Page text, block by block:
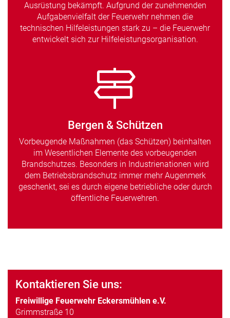
Ausrüstung bekämpft. Aufgrund der zunehmenden
Aufgabenvielfalt der Feuerwehr nehmen die
technischen Hilfeleistungen stark zu – die Feuerwehr
entwickelt sich zur Hilfeleistungsorganisation.
Bergen & Schützen
Vorbeugende Maßnahmen (das Schützen) beinhalten
im Wesentlichen Elemente des vorbeugenden
Brandschutzes. Besonders in Industrienationen wird
dem Betriebsbrandschutz immer mehr Augenmerk
geschenkt, sei es durch eigene betriebliche oder durch
öffentliche Feuerwehren.
Kontaktieren Sie uns:
Freiwillige Feuerwehr Eckersmühlen e.V.
Grimmstraße 10